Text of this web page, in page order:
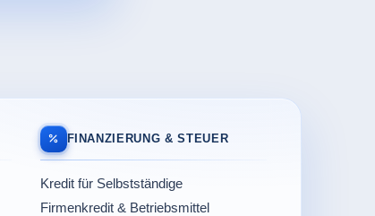
FINANZIERUNG & STEUER
Kredit für Selbstständige
Firmenkredit & Betriebsmittel